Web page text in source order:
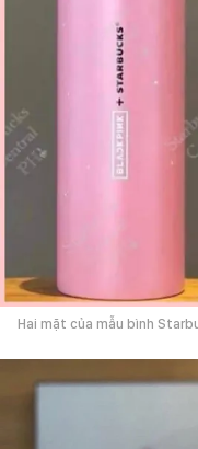
Hai mặt của mẫu bình